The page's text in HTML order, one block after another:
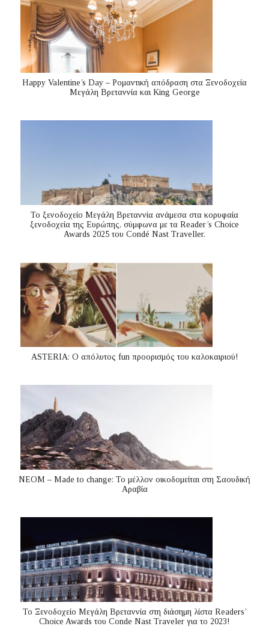
Happy Valentine’s Day – Ρομαντική απόδραση στα Ξενοδοχεία
Μεγάλη Βρεταννία και King George
Το ξενοδοχείο Μεγάλη Βρεταννία ανάμεσα στα κορυφαία
ξενοδοχεία της Ευρώπης, σύμφωνα με τα Reader’s Choice
Awards 2025 του Condé Nast Traveller.
ASTERIA: Ο απόλυτος fun προορισμός του καλοκαιριού!
ΝΕΟΜ – Made to change: Το μέλλον οικοδομείται στη Σαουδική
Αραβία
Το Ξενοδοχείο Μεγάλη Βρεταννία στη διάσημη λίστα Readers’
Choice Awards του Conde Nast Traveler για το 2023!